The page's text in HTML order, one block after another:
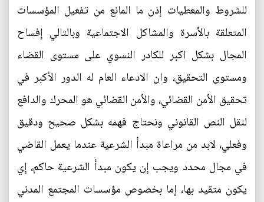
للشروط والمعطيات إذن ما المانع من تفعيل المؤسسات
المتعلقة بالأسرة والمشاكل الاجتماعية وبالتالي إفساح
المجال بشكل اكبر للكادر النسوي على مستوى القضاء
ومستوى التحقيق، وان الادعاء العام له الدور الأكبر في
تحقيق الأمن القضائي، والأمن القضائي هو المحرك والدافع
لنقل النص القانوني ونحتاج فهمه بشكل صحيح ودقيق
وفعلي، لابد من مراعاة مبدأ الشرعية عندما يعمل القاضي
في مجال محدد ويجب إن يكون مبدأ الشرعية حاكم، إي
يكون متقيد بها، إما بخصوص مؤسسات المجتمع المدني